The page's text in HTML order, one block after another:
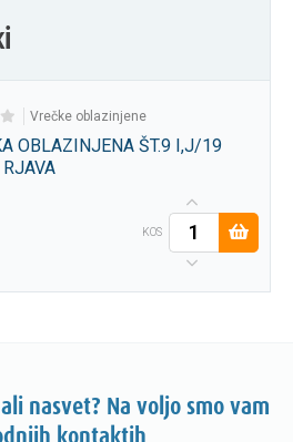
vrečke oblazinjene
OBLAZINJENA ŠT.9 I,J/19
KOS
nasvet? Na voljo smo vam
kontaktih